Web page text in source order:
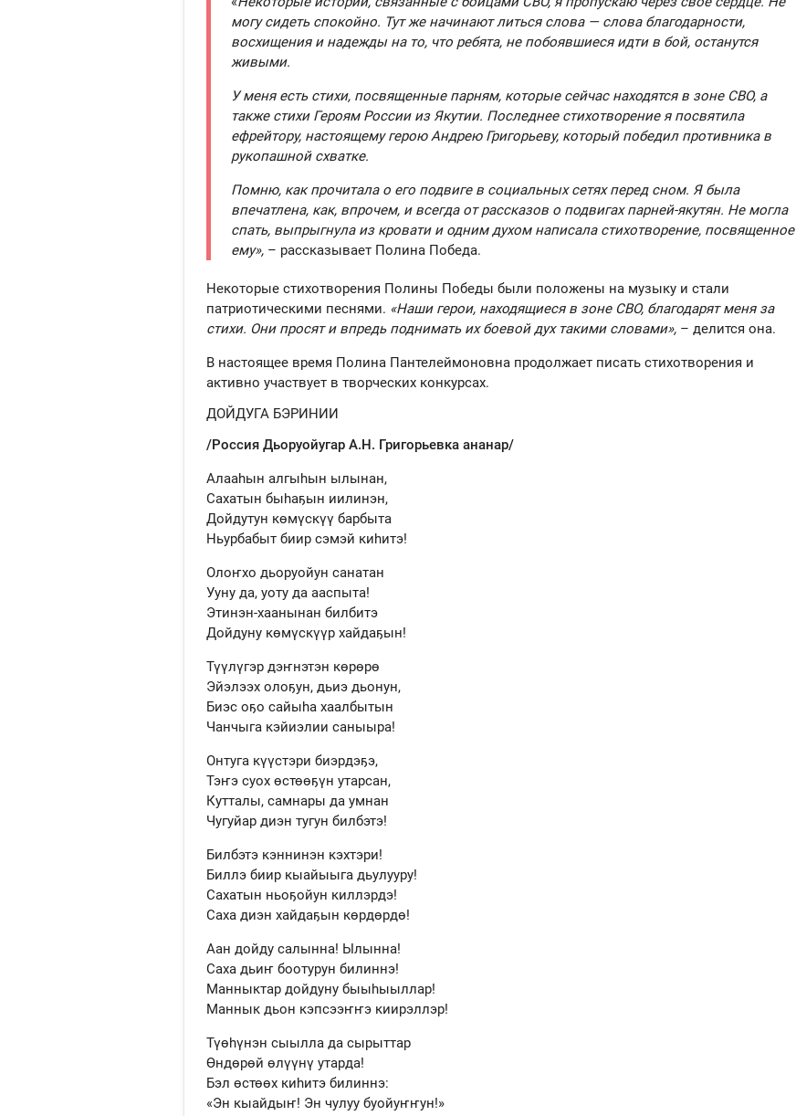
могу сидеть спокойно. Тут же начинают литься слова — слова благодарности,
восхищения и надежды на то, что ребята, не побоявшиеся идти в бой, останутся
живыми.
У меня есть стихи, посвященные парням, которые сейчас находятся в зоне СВО, а
также стихи Героям России из Якутии. Последнее стихотворение я посвятила
ефрейтору, настоящему герою Андрею Григорьеву, который победил противника в
рукопашной схватке.
Помню, как прочитала о его подвиге в социальных сетях перед сном. Я была
впечатлена, как, впрочем, и всегда от рассказов о подвигах парней-якутян. Не могла
спать, выпрыгнула из кровати и одним духом написала стихотворение, посвященное
ему», – рассказывает Полина Победа.
Некоторые стихотворения Полины Победы были положены на музыку и стали
патриотическими песнями. «Наши герои, находящиеся в зоне СВО, благодарят меня за
стихи. Они просят и впредь поднимать их боевой дух такими словами»,– делится она.
В настоящее время Полина Пантелеймоновна продолжает писать стихотворения и
активно участвует в творческих конкурсах.
ДОЙДУГА БЭРИНИИ
/Россия Дьоруойугар А.Н. Григорьевка ананар/
Алааһын алгыһын ылынан,
Сахатын быһаҕын иилинэн,
Дойдутун көмүскүү барбыта
Ньурбабыт биир сэмэй киһитэ!
Олоҥхо дьоруойун санатан
Ууну да, уоту да ааспыта!
Этинэн-хаанынан билбитэ
Дойдуну көмүскүүр хайдаҕын!
Түүлүгэр дэҥнэтэн көрөрө
Эйэлээх олоҕун, дьиэ дьонун,
Биэс оҕо сайыһа хаалбытын
Чанчыга кэйиэлии саныыра!
Онтуга күүстэри биэрдэҕэ,
Тэҥэ суох өстөөҕүн утарсан,
Кутталы, самнары да умнан
Чугуйар диэн тугун билбэтэ!
Билбэтэ кэннинэн кэхтэри!
Биллэ биир кыайыыга дьулууру!
Сахатын ньоҕойун киллэрдэ!
Саха диэн хайдаҕын көрдөрдө!
Аан дойду салынна! Ылынна!
Саха дьиҥ боотурун билиннэ!
Манныктар дойдуну быыһыыллар!
Маннык дьон кэпсээҥҥэ киирэллэр!
Түөһүнэн сыылла да сырыттар
Өндөрөй өлүүнү утарда!
Бэл өстөөх киһитэ билиннэ:
«Эн кыайдыҥ! Эн чулуу буойуҥҥун!»